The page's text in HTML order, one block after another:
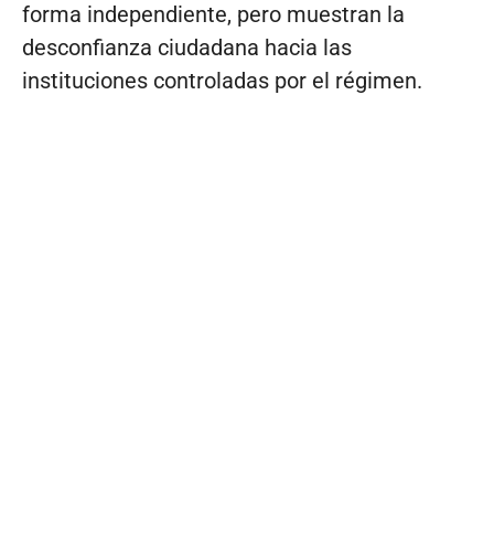
forma independiente, pero muestran la
desconfianza ciudadana hacia las
instituciones controladas por el régimen.